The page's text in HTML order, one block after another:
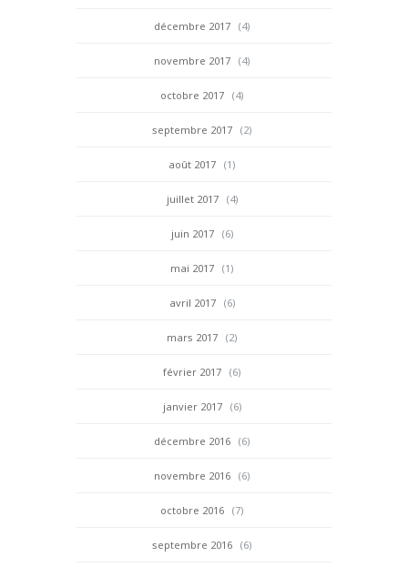
décembre 2017 (4)
novembre 2017 (4)
octobre 2017 (4)
septembre 2017 (2)
août 2017 (1)
juillet 2017 (4)
juin 2017 (6)
mai 2017 (1)
avril 2017 (6)
mars 2017 (2)
février 2017 (6)
janvier 2017 (6)
décembre 2016 (6)
novembre 2016 (6)
octobre 2016 (7)
septembre 2016 (6)